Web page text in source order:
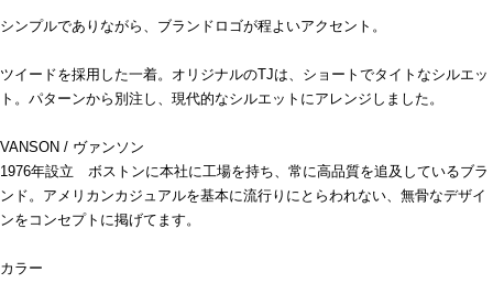
シンプルでありながら、ブランドロゴが程よいアクセント。
ツイードを採用した一着。オリジナルのTJは、ショートでタイトなシルエッ
ト。パターンから別注し、現代的なシルエットにアレンジしました。
VANSON / ヴァンソン
1976年設立 ボストンに本社に工場を持ち、常に高品質を追及しているブラ
ンド。アメリカンカジュアルを基本に流行りにとらわれない、無骨なデザイ
ンをコンセプトに掲げてます。
カラー